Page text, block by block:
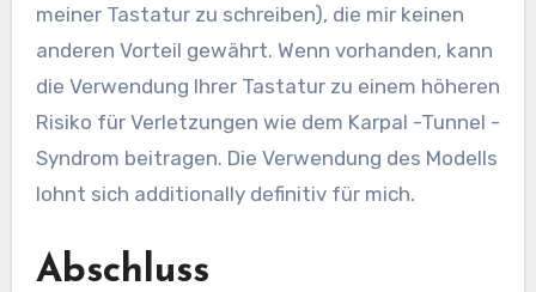
meiner Tastatur zu schreiben), die mir keinen
anderen Vorteil gewährt. Wenn vorhanden, kann
die Verwendung Ihrer Tastatur zu einem höheren
Risiko für Verletzungen wie dem Karpal -Tunnel -
Syndrom beitragen. Die Verwendung des Modells
lohnt sich additionally definitiv für mich.
Abschluss